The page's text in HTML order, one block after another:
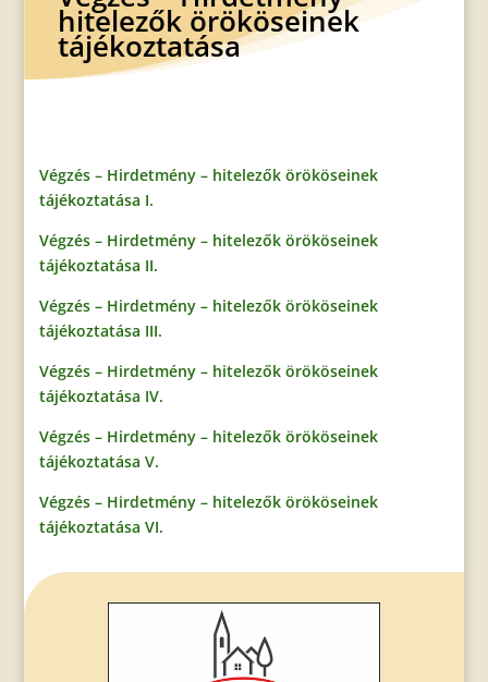
hitelezők örököseinek
tájékoztatása
Végzés – Hirdetmény – hitelezők örököseinek
tájékoztatása I.
Végzés – Hirdetmény – hitelezők örököseinek
tájékoztatása II.
Végzés – Hirdetmény – hitelezők örököseinek
tájékoztatása III.
Végzés – Hirdetmény – hitelezők örököseinek
tájékoztatása IV.
Végzés – Hirdetmény – hitelezők örököseinek
tájékoztatása V.
Végzés – Hirdetmény – hitelezők örököseinek
tájékoztatása VI.